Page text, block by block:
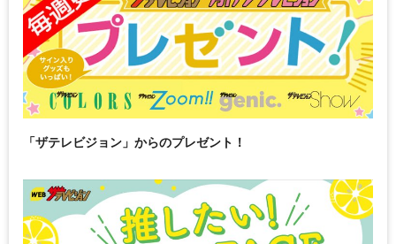
「ザテレビジョン」からのプレゼント！